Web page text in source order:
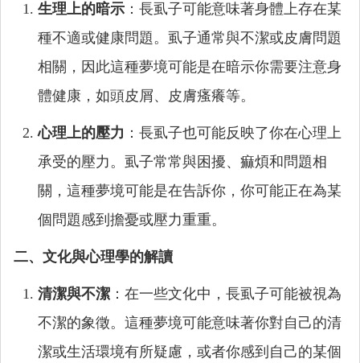
生理上的暗示 ：長虱子可能意味著身體上存在某
種不適或健康問題。虱子通常與不潔或皮膚問題
相關，因此這種夢境可能是在暗示你需要注意身
體健康，如頭皮屑、皮膚瘙癢等。
心理上的壓力 ：長虱子也可能反映了你在心理上
承受的壓力。虱子常常與困擾、痲煩和問題相
關，這種夢境可能是在告訴你，你可能正在為某
個問題感到擔憂或壓力重重。
二、文化與心理學的解讀
清潔與不潔 ：在一些文化中，長虱子可能被視為
不潔的象徵。這種夢境可能意味著你對自己的清
潔或生活環境有所疑慮，或者你感到自己的某個